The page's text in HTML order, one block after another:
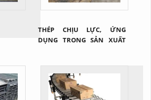
THÉP CHỊU LỰC, ỨNG
DỤNG TRONG SẢN XUẤT